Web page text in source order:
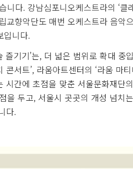
다. 강남심포니오케스트라의 ‘클
향악단도 매번 오케스트라 음악
입니다.
기기’는, 더 넓은 범위로 확대 중
서트’, 라움아트센터의 ‘라움 마
간에 초점을 맞춘 서울문화재단
두고, 서울시 곳곳의 개성 넘치
다.